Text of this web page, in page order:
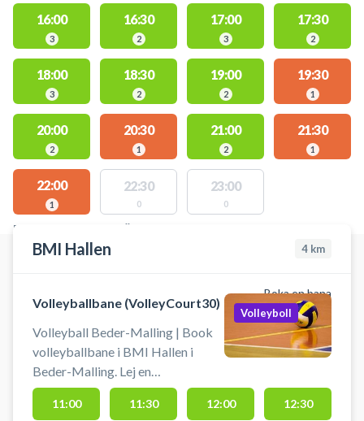
16:00
3
16:30
2
17:00
3
17:30
2
18:00
3
18:30
2
19:00
2
19:30
1
20:00
2
20:30
1
21:00
2
21:30
1
22:00
1
22:30
0
23:00
0
PLATSER MED TILLGÄNGLIGA AKTIVITETER
BMI Hallen 4 km
Boka en bana
Volleyballbane (VolleyCourt30)
Volleyball Beder-Malling | Book
volleyballbane i BMI Hallen i
Beder-Malling. Lej en
volleyballbane i 30 minutter ad
gangen og spil volley i Beder-
Volleyboll
11:00 11:30 12:00 12:30